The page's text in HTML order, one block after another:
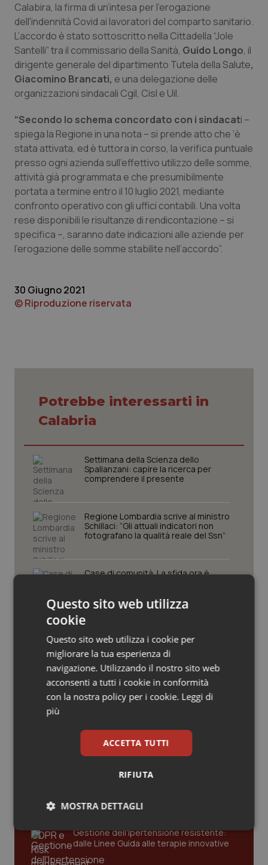
Abruzzo
Basilicata
Calabria
Campania
Emilia-Romagna
Friuli Venezia Giulia
Lazio
Liguria
Lombardia
Marche
Provincia Autonoma di Trento
Puglia
Sardegna
Sicilia
Toscana
Umbria
Valle D’Aosta
QS Pro Gold
Artrite & artrosi
Asma & BPCO
Car-T
Colesterolo & coronaropatie
Dermatite Atopica
Diabete & glucometri
Disturbi dell’umore
Dolore
Donna & Salute
Ipertensione & Scompenso
Malattie rare
Malattia di Crohn & Rettocolite Ulcerosa
Neuroscienze & patologie neurodegenerative
Obesità
Oftalmologia
Oncodermatologia
Oncologia & Nutrizione
Psoriasi & pelle
Quotidiano Chirurgia
Rene & patologie urogenitali
QS Club Newsletter
Calabira, la firma di un’intesa per l'erogazione
dell'indennità Covid ai lavoratori del comparto sanitario.
L’accordo è stato sottoscritto nella Cittadella “Jole
Santelli” tra il commissario della Sanità, Guido Longo, il
dirigente generale del dipartimento Tutela della Salute,
Giacomino Brancati, e una delegazione delle
organizzazioni sindacali Cgil, Cisl e Uil.
“Secondo lo schema concordato con i sindacati –
spiega la Regione in una nota – si prende atto che ‘è
stata attivata, ed è tuttora in corso, la verifica puntuale
presso ogni azienda sull’effettivo utilizzo delle somme,
attività già programmata e che presumibilmente
portata a termine entro il 10 luglio 2021, mediante
confronto operativo con gli uffici contabili. Una volta
rese disponibili le risultanze di rendicontazione – si
specifica –, saranno date indicazioni alle aziende per
l’erogazione delle somme stabilite nell’accordo”.
30 Giugno 2021
© Riproduzione riservata
Potrebbe interessarti in
Calabria
Settimana della Scienza dello
Spallanzani: capire la ricerca per
comprendere il presente
Regione Lombardia scrive al ministro
Schillaci: “Gli attuali indicatori non
fotografano la qualità reale del Ssn”
Case di comunità. La sfida ora è
criticità riscontrate, stop al
laboratorio di Embriologia
Ultime analisi e review da QS Pro
Cloud sanitario: infrastrutture,
Gestione dell'Ipertensione resistente:
dalle Linee Guida alle terapie innovative
Questo sito web utilizza
cookie
Questo sito web utilizza i cookie per
migliorare la tua esperienza di
navigazione. Utilizzando il nostro sito web
acconsenti a tutti i cookie in conformità
con la nostra policy per i cookie. Leggi di
più
ACCETTA TUTTI
RIFIUTA
MOSTRA DETTAGLI
Necessari Statistici Marketing